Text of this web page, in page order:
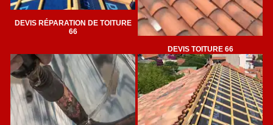
DEVIS RÉPARATION DE TOITURE
66
DEVIS TOITURE 66